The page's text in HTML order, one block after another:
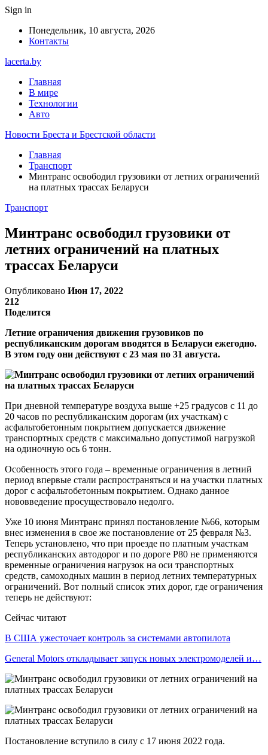
Sign in
Понедельник, 10 августа, 2026
Контакты
lacerta.by
Главная
В мире
Технологии
Авто
Новости Бреста и Брестской области
Главная
Транспорт
Минтранс освободил грузовики от летних ограничений
на платных трассах Беларуси
Транспорт
Минтранс освободил грузовики от
летних ограничений на платных
трассах Беларуси
Опубликовано Июн 17, 2022
212
Поделится
Летние ограничения движения грузовиков по
республиканским дорогам вводятся в Беларуси ежегодно.
В этом году они действуют с 23 мая по 31 августа.
При дневной температуре воздуха выше +25 градусов с 11 до
20 часов по республиканским дорогам (их участкам) с
асфальтобетонным покрытием допускается движение
транспортных средств с максимально допустимой нагрузкой
на одиночную ось 6 тонн.
Особенность этого года – временные ограничения в летний
период впервые стали распространяться и на участки платных
дорог с асфальтобетонным покрытием. Однако данное
нововведение просуществовало недолго.
Уже 10 июня Минтранс принял постановление №66, которым
внес изменения в свое же постановление от 25 февраля №3.
Теперь установлено, что при проезде по платным участкам
республиканских автодорог и по дороге Р80 не применяются
временные ограничения нагрузок на оси транспортных
средств, самоходных машин в период летних температурных
ограничений. Вот полный список этих дорог, где ограничения
теперь не действуют:
Сейчас читают
В США ужесточает контроль за системами автопилота
General Motors откладывает запуск новых электромоделей и…
Постановление вступило в силу с 17 июня 2022 года.